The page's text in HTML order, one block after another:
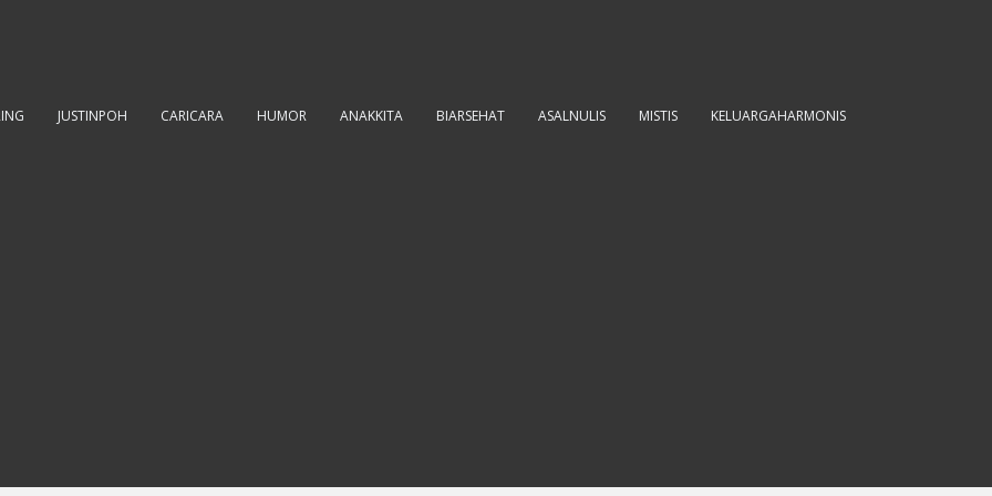
JUSTINPOH CARICARA HUMOR ANAKKITA BIARSEHAT ASALNULIS MISTIS KELUARGAHARMONIS